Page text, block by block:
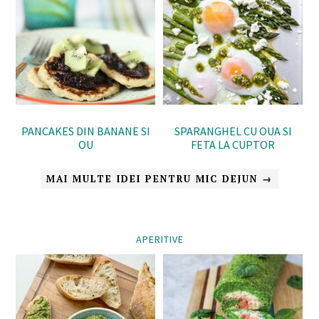
PANCAKES DIN BANANE SI
OU
SPARANGHEL CU OUA SI
FETA LA CUPTOR
MAI MULTE IDEI PENTRU MIC DEJUN →
APERITIVE